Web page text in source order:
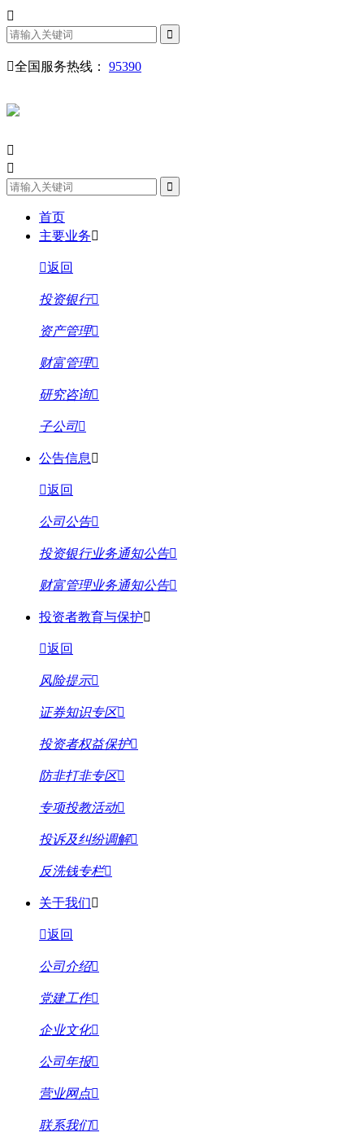
全国服务热线： 95390
首页
主要业务
返回
投资银行
资产管理
财富管理
研究咨询
子公司
公告信息
返回
公司公告
投资银行业务通知公告
财富管理业务通知公告
投资者教育与保护
返回
风险提示
证券知识专区
投资者权益保护
防非打非专区
专项投教活动
投诉及纠纷调解
反洗钱专栏
关于我们
返回
公司介绍
党建工作
企业文化
公司年报
营业网点
联系我们